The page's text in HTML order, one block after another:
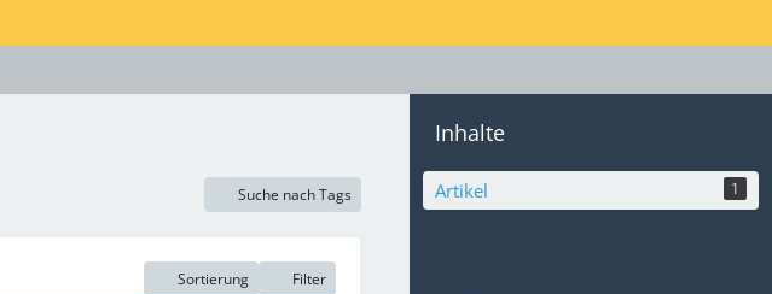
Suche nach Tags
Sortierung Filter
Inhalte
Artikel 1